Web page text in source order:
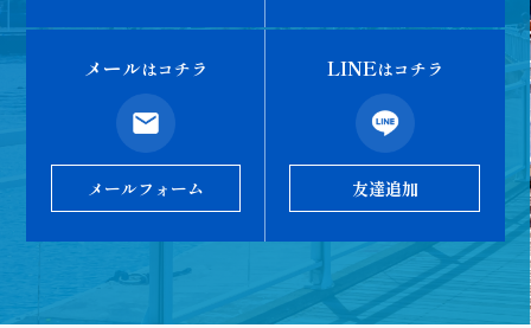
メールはコチラ
メールフォーム
LINEはコチラ
友達追加